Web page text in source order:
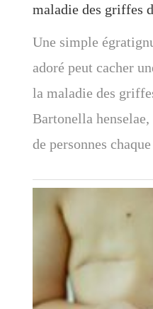
maladie des griffes
Une simple
adoré peut cacher
la maladie des
Bartonella
de personnes